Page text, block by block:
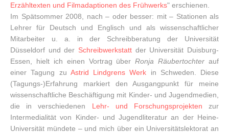
Erzähltexten und Filmadaptionen des Frühwerks" erschienen.
Im Spätsommer 2008, nach – oder besser: mit – Stationen als
Lehrer für Deutsch und Englisch und als wissenschaftlicher
Mitarbeiter u. a. in der Schreibberatung der Universität
Düsseldorf und der Schreibwerkstatt der Universität Duisburg-
Essen, hielt ich einen Vortrag überRonja Räubertochter auf
einer Tagung zu Astrid Lindgrens Werk in Schweden. Diese
(Tagungs-)Erfahrung markiert den Ausgangpunkt für meine
wissenschaftliche Beschäftigung mit Kinder- und Jugendmedien,
die in verschiedenen Lehr- und Forschungsprojekten zur
Intermedialität von Kinder- und Jugendliteratur an der Heine-
Universität mündete – und mich über ein Universitätslektorat an